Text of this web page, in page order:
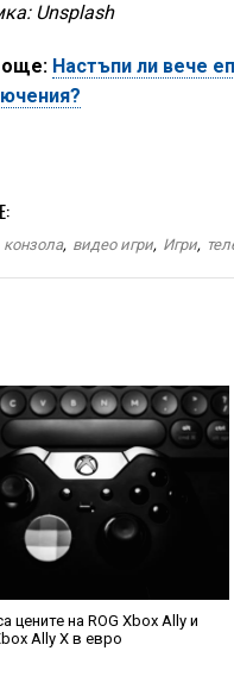
Unsplash
Настъпи ли вече
конзола, видео игри, Игри,
цените на ROG Xbox Ally и
Ally X в евро